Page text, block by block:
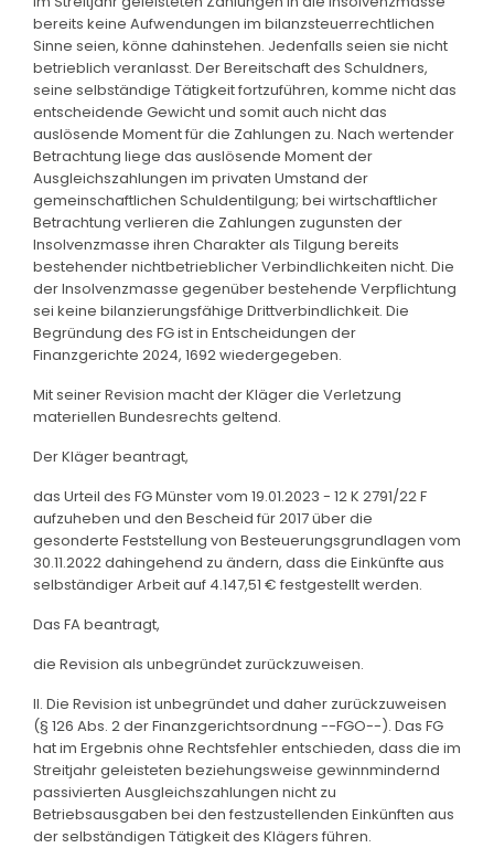
bereits keine Aufwendungen im bilanzsteuerrechtlichen
Sinne seien, könne dahinstehen. Jedenfalls seien sie nicht
betrieblich veranlasst. Der Bereitschaft des Schuldners,
seine selbständige Tätigkeit fortzuführen, komme nicht das
entscheidende Gewicht und somit auch nicht das
auslösende Moment für die Zahlungen zu. Nach wertender
Betrachtung liege das auslösende Moment der
Ausgleichszahlungen im privaten Umstand der
gemeinschaftlichen Schuldentilgung; bei wirtschaftlicher
Betrachtung verlieren die Zahlungen zugunsten der
Insolvenzmasse ihren Charakter als Tilgung bereits
bestehender nichtbetrieblicher Verbindlichkeiten nicht. Die
der Insolvenzmasse gegenüber bestehende Verpflichtung
sei keine bilanzierungsfähige Drittverbindlichkeit. Die
Begründung des FG ist in Entscheidungen der
Finanzgerichte 2024, 1692 wiedergegeben.
Mit seiner Revision macht der Kläger die Verletzung
materiellen Bundesrechts geltend.
Der Kläger beantragt,
das Urteil des FG Münster vom 19.01.2023 - 12 K 2791/22 F
aufzuheben und den Bescheid für 2017 über die
gesonderte Feststellung von Besteuerungsgrundlagen vom
30.11.2022 dahingehend zu ändern, dass die Einkünfte aus
selbständiger Arbeit auf 4.147,51 € festgestellt werden.
Das FA beantragt,
die Revision als unbegründet zurückzuweisen.
II. Die Revision ist unbegründet und daher zurückzuweisen
(§ 126 Abs. 2 der Finanzgerichtsordnung --FGO--). Das FG
hat im Ergebnis ohne Rechtsfehler entschieden, dass die im
Streitjahr geleisteten beziehungsweise gewinnmindernd
passivierten Ausgleichszahlungen nicht zu
Betriebsausgaben bei den festzustellenden Einkünften aus
der selbständigen Tätigkeit des Klägers führen.